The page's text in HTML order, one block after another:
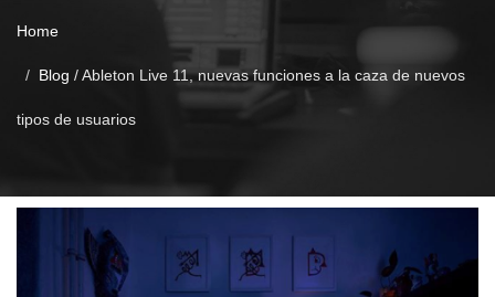
Home
Blog /Ableton Live 11, nuevas funciones a la caza de nuevos
tipos de usuarios